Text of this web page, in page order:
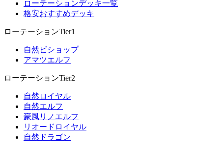
ローテーションデッキ一覧
格安おすすめデッキ
ローテーションTier1
自然ビショップ
アマツエルフ
ローテーションTier2
自然ロイヤル
自然エルフ
豪風リノエルフ
リオードロイヤル
自然ドラゴン